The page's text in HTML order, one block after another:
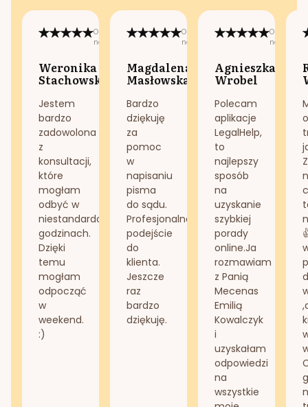
Opublikowano
na:
Weronika
Stachowska
Jestem
bardzo
zadowolona
z
konsultacji,
które
mogłam
odbyć w
niestandardowych
godzinach.
Dzięki
temu
mogłam
odpocząć
w
weekend.
:)
Opublikowano
na:
Magdalena
Masłowska
Bardzo
dziękuję
za
pomoc
w
napisaniu
pisma
do sądu.
Profesjonalne
podejście
do
klienta.
Jeszcze
raz
bardzo
dziękuję.
na:
Agnieszka
Wrobel
Polecam
aplikacje
LegalHelp,
to
najlepszy
sposób
na
uzyskanie
szybkiej
porady
online.Ja
rozmawiam
z Panią
Mecenas
Emilią
Kowalczyk
i
uzyskałam
odpowiedzi
na
wszystkie